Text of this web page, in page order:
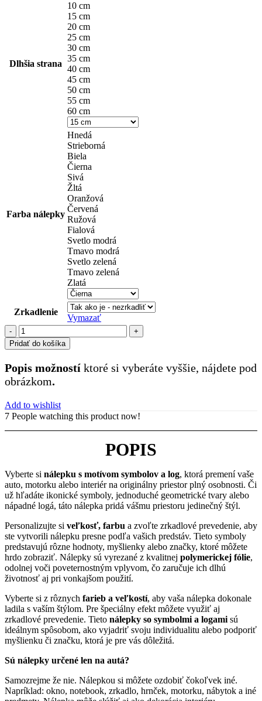
Dlhšia strana
10 cm
15 cm
20 cm
25 cm
30 cm
35 cm
40 cm
45 cm
50 cm
55 cm
60 cm
Farba nálepky
Hnedá
Strieborná
Biela
Čierna
Sivá
Žltá
Oranžová
Červená
Ružová
Fialová
Svetlo modrá
Tmavo modrá
Svetlo zelená
Tmavo zelená
Zlatá
Zrkadlenie
Vymazať
množstvo
symboly
(25)
Pridať do košíka
Popis možností ktoré si vyberáte vyššie, nájdete pod
obrázkom.
Add to wishlist
7 People watching this product now!
POPIS
Vyberte si nálepku s motívom symbolov a log, ktorá premení vaše
auto, motorku alebo interiér na originálny priestor plný osobnosti. Či
už hľadáte ikonické symboly, jednoduché geometrické tvary alebo
nápadné logá, táto nálepka pridá vášmu priestoru jedinečný štýl.
Personalizujte si veľkosť, farbu a zvoľte zrkadlové prevedenie, aby
ste vytvorili nálepku presne podľa vašich predstáv. Tieto symboly
predstavujú rôzne hodnoty, myšlienky alebo značky, ktoré môžete
hrdo zobraziť. Nálepky sú vyrezané z kvalitnej polymerickej fólie,
odolnej voči poveternostným vplyvom, čo zaručuje ich dlhú
životnosť aj pri vonkajšom použití.
Vyberte si z rôznych farieb a veľkostí, aby vaša nálepka dokonale
ladila s vaším štýlom. Pre špeciálny efekt môžete využiť aj
zrkadlové prevedenie. Tieto nálepky so symbolmi a logami sú
ideálnym spôsobom, ako vyjadriť svoju individualitu alebo podporiť
myšlienku či značku, ktorá je pre vás dôležitá.
Sú nálepky určené len na autá?
Samozrejme že nie. Nálepkou si môžete ozdobiť čokoľvek iné.
Napríklad: okno, notebook, zrkadlo, hrnček, motorku, nábytok a iné